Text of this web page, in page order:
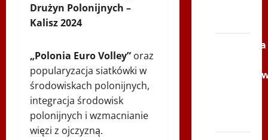
Drużyn Polonijnych –
Kalisz 2024
„Polonia Euro Volley” oraz
popularyzacja siatkówki w
środowiskach polonijnych,
integracja środowisk
polonijnych i wzmacnianie
więzi z ojczyzną.
Siatkówka